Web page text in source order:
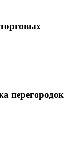
перегородок